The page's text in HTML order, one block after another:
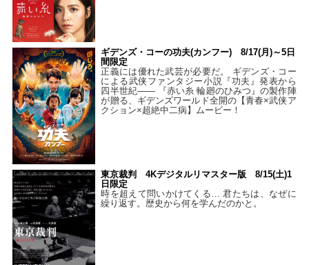
ギデンズ・コーの功夫(カンフー) 8/17(月)～5日
間限定
正義には優れた武芸が必要だ。 ギデンズ・コー
による武侠ファンタジー小説『功夫』発表から
四半世紀―― 『赤い糸 輪廻のひみつ』の製作陣
が贈る、ギデンズワールド全開の【青春×武侠ア
クション×超絶中二病】ムービー！
東京裁判 4Kデジタルリマスター版 8/15(土)1
日限定
時を超えて問いかけてくる… 君たちは、なぜに
繰り返す。歴史から何を学んだのかと。